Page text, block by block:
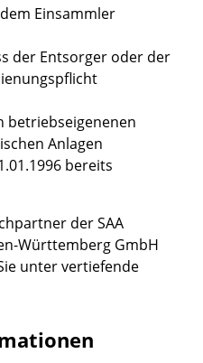
Einsammler
der Entsorger oder der
betriebseigenenen
Anlagen
bereits
der SAA
Württemberg GmbH
unter vertiefende